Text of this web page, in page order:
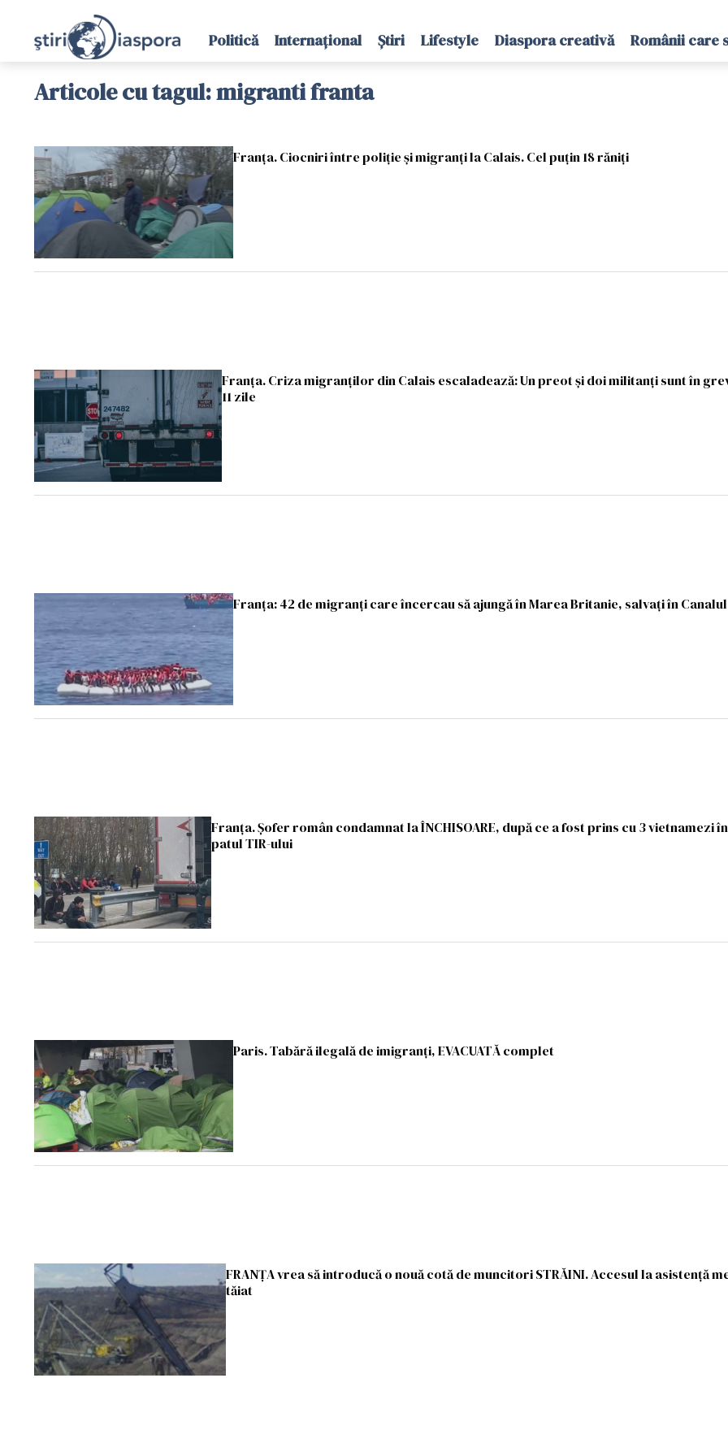
Politică Internațional Știri Lifestyle Diaspora creativă Românii care
Articole cu tagul: migranti franta
Franța. Ciocniri între poliție și migranți la Calais. Cel puțin 18 răniți
Franța. Criza migranților din Calais escaladează: Un preot şi doi militanţi sunt în
11 zile
Franţa: 42 de migranţi care încercau să ajungă în Marea Britanie, salvaţi în
Franța. Șofer român condamnat la ÎNCHISOARE, după ce a fost prins cu 3 vietnamezi
patul TIR-ului
Paris. Tabără ilegală de imigranți, EVACUATĂ complet
FRANȚA vrea să introducă o nouă cotă de muncitori STRĂINI. Accesul la asistență
tăiat